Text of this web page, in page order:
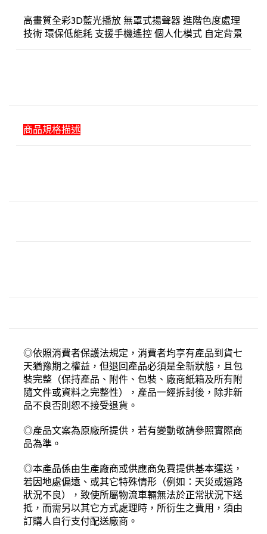
高畫質全彩3D藍光播放 無罩式揚聲器 進階色度處理
技術 環保低能耗 支援手機遙控 個人化模式 自定背景
商品規格描述
◎依照消費者保護法規定，消費者均享有產品到貨七
天猶豫期之權益，但退回產品必須是全新狀態，且包
裝完整（保持產品、附件、包裝、廠商紙箱及所有附
隨文件或資料之完整性），產品一經拆封後，除非新
品不良否則恕不接受退貨。
◎產品文案為原廠所提供，若有變動敬請參照實際商
品為準。
◎本產品係由生產廠商或供應商免費提供基本運送，
若因地處偏遠、或其它特殊情形（例如：天災或道路
狀況不良），致使所屬物流車輛無法於正常狀況下送
抵，而需另以其它方式處理時，所衍生之費用，須由
訂購人自行支付配送廠商。